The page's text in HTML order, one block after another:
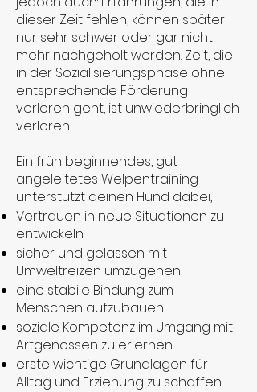
dieser Zeit fehlen, können später
nur sehr schwer oder gar nicht
mehr nachgeholt werden. Zeit, die
in der Sozialisierungsphase ohne
entsprechende Förderung
verloren geht, ist unwiederbringlich
verloren.
Ein früh beginnendes, gut
angeleitetes Welpentraining
unterstützt deinen Hund dabei,
Vertrauen in neue Situationen zu
entwickeln
sicher und gelassen mit
Umweltreizen umzugehen
eine stabile Bindung zum
Menschen aufzubauen
soziale Kompetenz im Umgang mit
Artgenossen zu erlernen
erste wichtige Grundlagen für
Alltag und Erziehung zu schaffen